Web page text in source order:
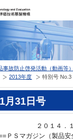
事故防止啓発活動（動画等）
2013年度 特別号
月31日号
　　　　２０１４．
Ｓマガジン（製品安